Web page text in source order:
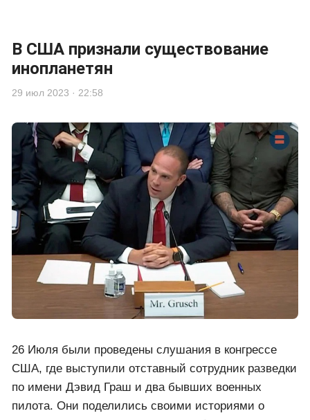
В США признали существование
инопланетян
29 июл 2023 · 22:58
26 Июля были проведены слушания в конгрессе
США, где выступили отставный сотрудник разведки
по имени Дэвид Граш и два бывших военных
пилота. Они поделились своими историями о